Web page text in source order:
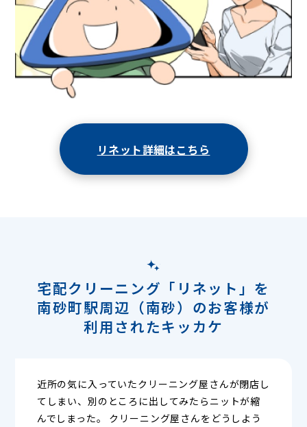
リネット詳細はこちら
宅配クリーニング「リネット」を
南砂町駅周辺（南砂）のお客様が
利用されたキッカケ
近所の気に入っていたクリーニング屋さんが閉店し
てしまい、別のところに出してみたらニットが縮
んでしまった。 クリーニング屋さんをどうしよう